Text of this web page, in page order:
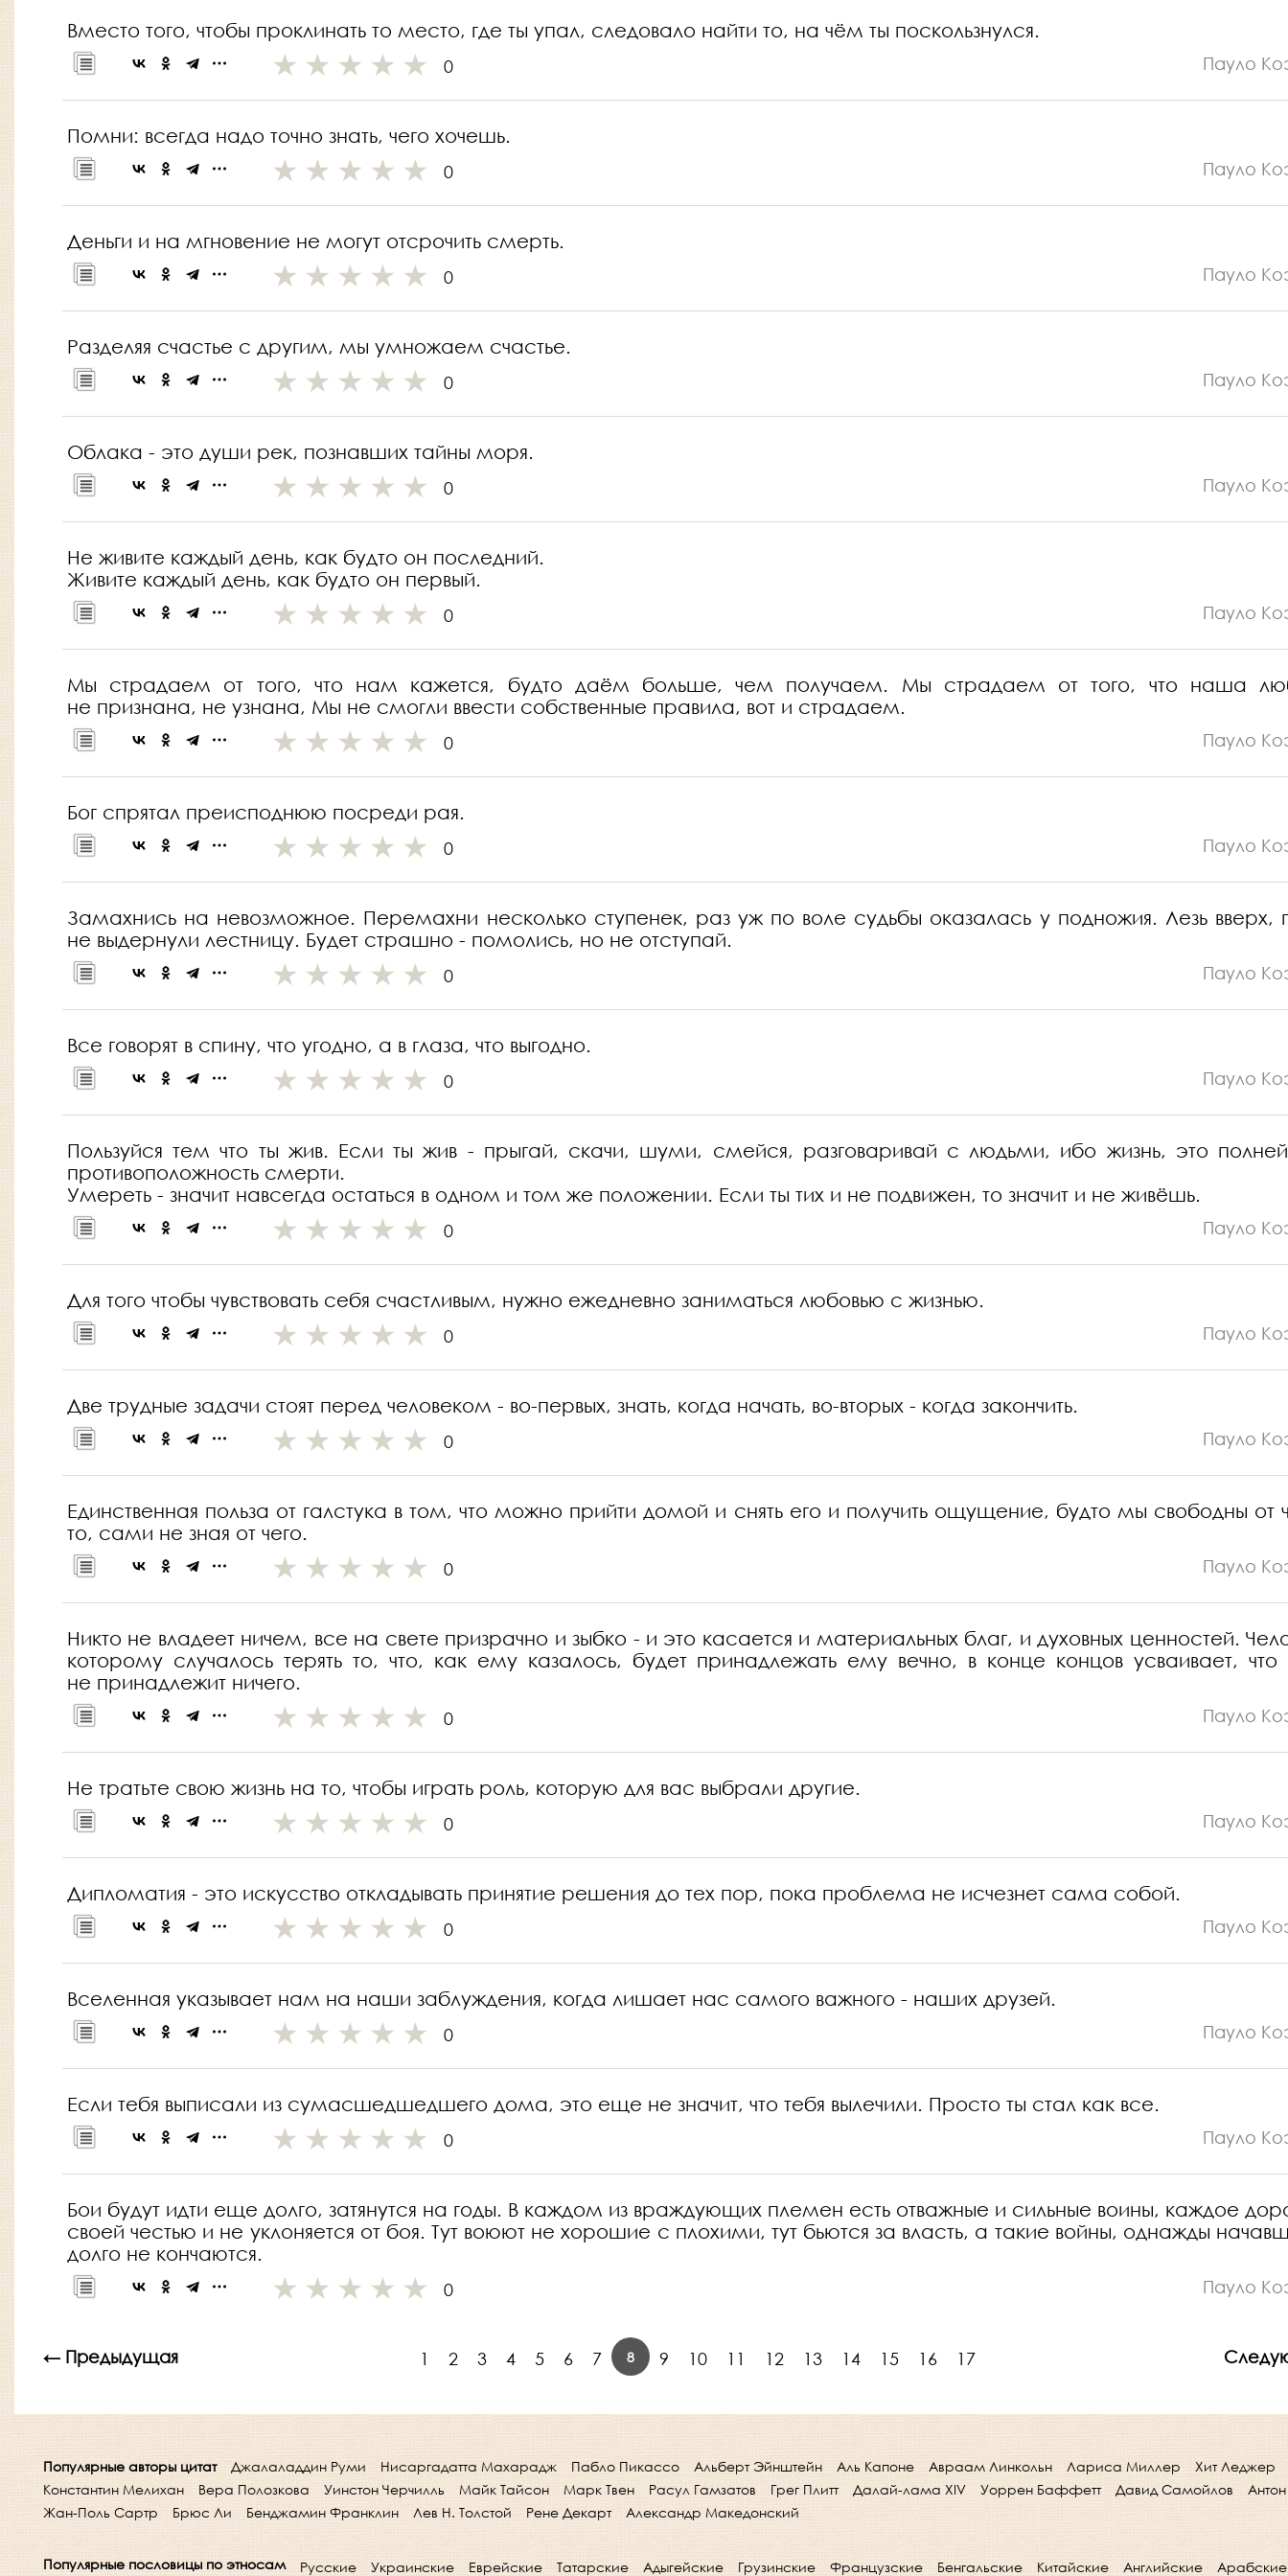
Вместо того, чтобы проклинать то место, где ты упал, следовало найти то, на чём ты поскользнулся.
0 Пауло
Помни: всегда надо точно знать, чего хочешь.
0 Пауло
Деньги и на мгновение не могут отсрочить смерть.
0 Пауло
Разделяя счастье с другим, мы умножаем счастье.
0 Пауло
Облака - это души рек, познавших тайны моря.
0 Пауло
Не живите каждый день, как будто он последний.
Живите каждый день, как будто он первый.
0 Пауло
Мы страдаем от того, что нам кажется, будто даём больше, чем получаем. Мы страдаем от того, что наша
не признана, не узнана, Мы не смогли ввести собственные правила, вот и страдаем.
0 Пауло
Бог спрятал преисподнюю посреди рая.
0 Пауло
Замахнись на невозможное. Перемахни несколько ступенек, раз уж по воле судьбы оказалась у подножия. Лезь вверх,
не выдернули лестницу. Будет страшно - помолись, но не отступай.
0 Пауло
Все говорят в спину, что угодно, а в глаза, что выгодно.
0 Пауло
Пользуйся тем что ты жив. Если ты жив - прыгай, скачи, шуми, смейся, разговаривай с людьми, ибо жизнь, это
противоположность смерти.
Умереть - значит навсегда остаться в одном и том же положении. Если ты тих и не подвижен, то значит и не живёшь.
0 Пауло
Для того чтобы чувствовать себя счастливым, нужно ежедневно заниматься любовью с жизнью.
0 Пауло
Две трудные задачи стоят перед человеком - во-первых, знать, когда начать, во-вторых - когда закончить.
0 Пауло
Единственная польза от галстука в том, что можно прийти домой и снять его и получить ощущение, будто мы свободны от
то, сами не зная от чего.
0 Пауло
Никто не владеет ничем, все на свете призрачно и зыбко - и это касается и материальных благ, и духовных ценностей.
которому случалось терять то, что, как ему казалось, будет принадлежать ему вечно, в конце концов усваивает,
не принадлежит ничего.
0 Пауло
Не тратьте свою жизнь на то, чтобы играть роль, которую для вас выбрали другие.
0 Пауло
Дипломатия - это искусство откладывать принятие решения до тех пор, пока проблема не исчезнет сама собой.
0 Пауло
Вселенная указывает нам на наши заблуждения, когда лишает нас самого важного - наших друзей.
0 Пауло
Если тебя выписали из сумасшедшедшего дома, это еще не значит, что тебя вылечили. Просто ты стал как все.
0 Пауло
Бои будут идти еще долго, затянутся на годы. В каждом из враждующих племен есть отважные и сильные воины, каждое
своей честью и не уклоняется от боя. Тут воюют не хорошие с плохими, тут бьются за власть, а такие войны, однажды
долго не кончаются.
0 Пауло
← Предыдущая 1 2 3 4 5 6 7 8 9 10 11 12 13 14 15 16 17
Популярные авторы цитат Джалаладдин Руми Нисаргадатта Махарадж Пабло Пикассо Альберт Эйнштейн Аль Капоне Авраам Линкольн Лариса Миллер
Хит Леджер
Константин Мелихан
Вера Полозкова Уинстон Черчилль Майк Тайсон Марк Твен Расул Гамзатов Грег Плитт Далай-лама XIV Уоррен Баффетт Давид Самойлов
Жан-Поль Сартр
Брюс Ли Бенджамин Франклин Лев Н. Толстой Рене Декарт Александр Македонский
Популярные пословицы по этносам Русские Украинские Еврейские Татарские Адыгейские Грузинские Французские Бенгальские Китайские Английские Арабские